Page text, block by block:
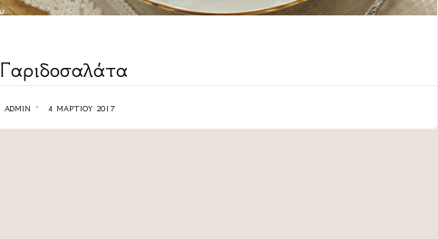
Γαριδοσαλάτα
ADMIN 4 ΜΑΡΤΊΟΥ 2017